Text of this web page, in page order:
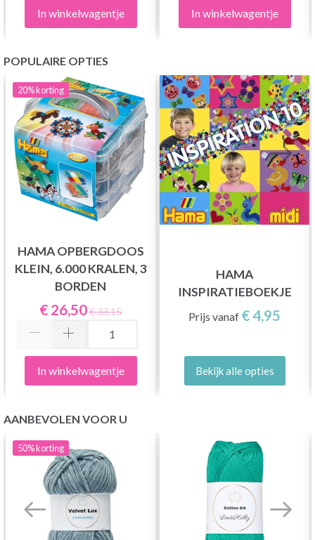
In winkelwagentje In winkelwagentje
POPULAIRE OPTIES
20%korting
HAMA OPBERGDOOS
KLEIN, 6.000 KRALEN, 3
BORDEN
€ 26,50€ 33,15
In winkelwagentje
HAMA
INSPIRATIEBOEKJE
Prijs vanaf € 4,95
Bekijk alle opties
AANBEVOLEN VOOR U
50%korting